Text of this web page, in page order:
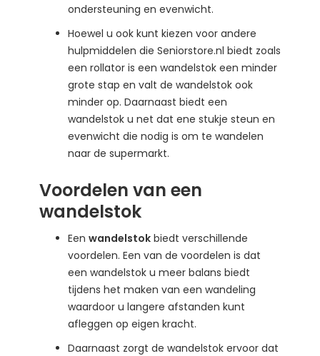
ondersteuning en evenwicht.
Hoewel u ook kunt kiezen voor andere
hulpmiddelen die Seniorstore.nl biedt zoals
een rollator is een wandelstok een minder
grote stap en valt de wandelstok ook
minder op. Daarnaast biedt een
wandelstok u net dat ene stukje steun en
evenwicht die nodig is om te wandelen
naar de supermarkt.
Voordelen van een
wandelstok
Een wandelstok biedt verschillende
voordelen. Een van de voordelen is dat
een wandelstok u meer balans biedt
tijdens het maken van een wandeling
waardoor u langere afstanden kunt
afleggen op eigen kracht.
Daarnaast zorgt de wandelstok ervoor dat